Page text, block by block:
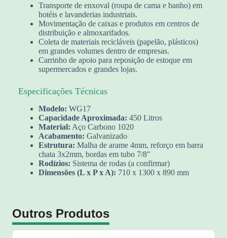
Transporte de enxoval (roupa de cama e banho) em
hotéis e lavanderias industriais.
Movimentação de caixas e produtos em centros de
distribuição e almoxarifados.
Coleta de materiais recicláveis (papelão, plásticos)
em grandes volumes dentro de empresas.
Carrinho de apoio para reposição de estoque em
supermercados e grandes lojas.
Especificações Técnicas
Modelo: WG17
Capacidade Aproximada: 450 Litros
Material: Aço Carbono 1020
Acabamento: Galvanizado
Estrutura: Malha de arame 4mm, reforço em barra
chata 3x2mm, bordas em tubo 7/8″
Rodízios: Sistema de rodas (a confirmar)
Dimensões (L x P x A): 710 x 1300 x 890 mm
Outros Produtos